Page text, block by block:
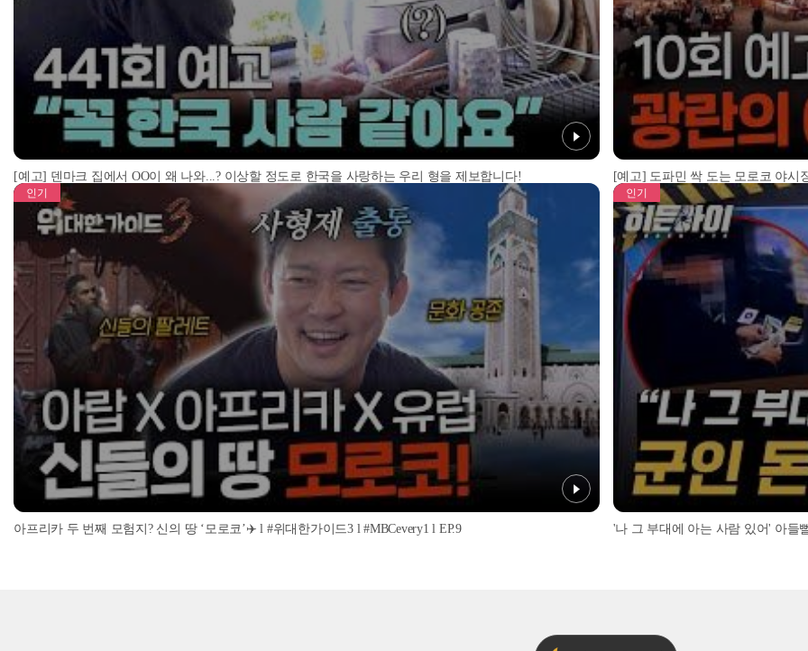
[예고] 덴마크 집에서 OO이 왜 나와...? 이상할 정도로 한국을 사랑하는 우리 형을 제보합니다! [예고] 도파민 싹 도는 모로코 야시
인기
아프리카 두 번째 모험지? 신의 땅 ‘모로코’✈️ l #위대한가이드3 l #MBCevery1 l EP.9
인기
'나 그 부대에 아는 사람 있어' 아들